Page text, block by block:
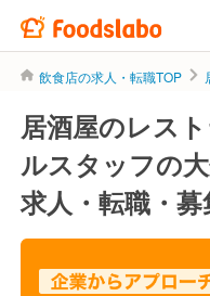
飲食店の求人・転職TOP
居酒屋のレス
ルスタッフの
求人・転職・募